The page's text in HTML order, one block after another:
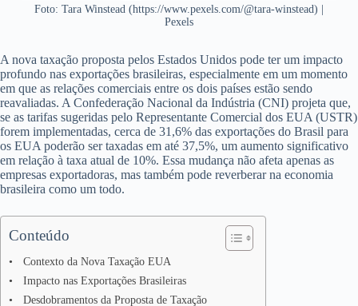
Foto: Tara Winstead (https://www.pexels.com/@tara-winstead) |
Pexels
A nova taxação proposta pelos Estados Unidos pode ter um impacto
profundo nas exportações brasileiras, especialmente em um momento
em que as relações comerciais entre os dois países estão sendo
reavaliadas. A Confederação Nacional da Indústria (CNI) projeta que,
se as tarifas sugeridas pelo Representante Comercial dos EUA (USTR)
forem implementadas, cerca de 31,6% das exportações do Brasil para
os EUA poderão ser taxadas em até 37,5%, um aumento significativo
em relação à taxa atual de 10%. Essa mudança não afeta apenas as
empresas exportadoras, mas também pode reverberar na economia
brasileira como um todo.
Conteúdo
Contexto da Nova Taxação EUA
Impacto nas Exportações Brasileiras
Desdobramentos da Proposta de Taxação